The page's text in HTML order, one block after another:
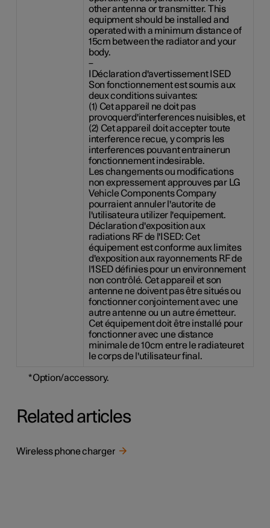
other antenna or transmitter. This
equipment should be installed and
operated with a minimum distance of
15cm between the radiator and your
body.
–
IDéclaration d'avertissement ISED
Son fonctionnement est soumis aux
deux conditions suivantes:
(1) Cet appareil ne doit pas
provoquerd'interferences nuisibles, et
(2) Cet appareil doit accepter toute
interference recue, y compris les
interferences pouvant entrainerun
fonctionnement indesirable.
Les changements ou modifications
non expressement approuves par LG
Vehicle Components Company
pourraient annuler l'autorite de
l'utilisateura utilizer l'equipement.
Déclaration d'exposition aux
radiations RF de l'ISED: Cet
équipement est conforme aux limites
d'exposition aux rayonnements RF de
l'ISED définies pour un environnement
non contrôlé. Cet appareil et son
antenne ne doivent pas être situés ou
fonctionner conjointement avec une
autre antenne ou un autre émetteur.
Cet équipement doit être installé pour
fonctionner avec une distance
minimale de 10cm entre le radiateuret
le corps de l'utilisateur final.
*Option/accessory.
Related articles
Wireless phone charger